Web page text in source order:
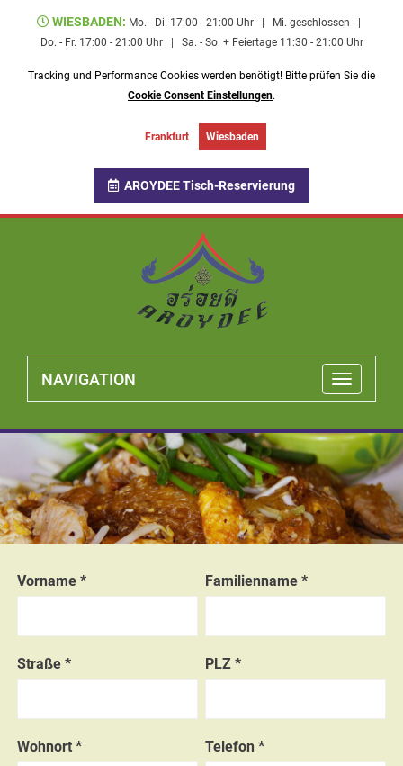
WIESBADEN: Mo. - Di. 17:00 - 21:00 Uhr Mi. geschlossen
Do. - Fr. 17:00 - 21:00 Uhr| Sa. - So. + Feiertage 11:30 - 21:00 Uhr
Tracking und Performance Cookies werden benötigt! Bitte prüfen Sie die
Cookie Consent Einstellungen.
Frankfurt Wiesbaden
AROYDEE Tisch-Reservierung
NAVIGATION
Toggle
navigation
Vorname * Familienname *
Straße * PLZ *
Wohnort * Telefon *